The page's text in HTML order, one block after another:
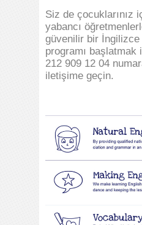
Siz de çocuklarınız
yabancı
güvenilir bir İngilizce
programı
212 909 12 04
iletişime geçin.